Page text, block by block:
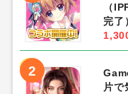
（
完
2
片で